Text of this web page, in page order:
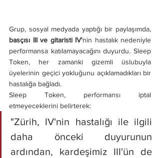
basçısı III ve gitaristi IV'nin hastalık nedeniyle
performansa katılamayacağını duyurdu. Sleep
Token, her zamanki gizemli üslubuyla
üyelerinin geçici yokluğunu açıklamadıkları bir
hastalığa bağladı.
Sleep Token, performansı iptal
etmeyeceklerini belirterek:
"Zürih, IV'nin hastalığı ile ilgili
daha önceki duyurunun
ardından, kardeşimiz III'ün de